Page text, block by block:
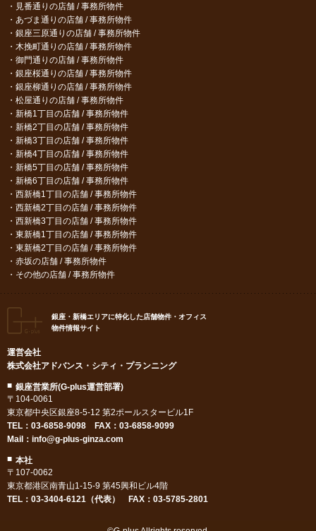
見番通りの店舗 / 事務所物件
あづま通りの店舗 / 事務所物件
銀座三原通りの店舗 / 事務所物件
木挽町通りの店舗 / 事務所物件
御門通りの店舗 / 事務所物件
銀座桜通りの店舗 / 事務所物件
銀座柳通りの店舗 / 事務所物件
松屋通りの店舗 / 事務所物件
新橋1丁目の店舗 / 事務所物件
新橋2丁目の店舗 / 事務所物件
新橋3丁目の店舗 / 事務所物件
新橋4丁目の店舗 / 事務所物件
新橋5丁目の店舗 / 事務所物件
新橋6丁目の店舗 / 事務所物件
西新橋1丁目の店舗 / 事務所物件
西新橋2丁目の店舗 / 事務所物件
西新橋3丁目の店舗 / 事務所物件
東新橋1丁目の店舗 / 事務所物件
東新橋2丁目の店舗 / 事務所物件
赤坂の店舗 / 事務所物件
その他の店舗 / 事務所物件
銀座・新橋エリアに特化した店舗物件・オフィス
物件情報サイト
運営会社
株式会社アドバンス・シティ・プランニング
銀座営業所(G-plus運営部署)
〒104-0061
東京都中央区銀座8-5-12 第2ポールスタービル1F
TEL： 03-6858-9098 FAX：03-6858-9099
Mail： info@g-plus-ginza.com
本社
〒107-0062
東京都港区南青山1-15-9 第45興和ビル4階
TEL：03-3404-6121（代表） FAX：03-5785-2801